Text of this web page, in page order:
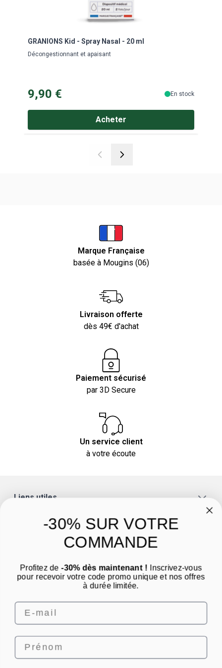
GRANIONS Kid - Spray Nasal - 20 ml
Décongestionnant et apaisant
9,90 € En stock
Acheter
Marque Française
basée à Mougins (06)
Livraison offerte
dès 49€ d'achat
Paiement sécurisé
par 3D Secure
Un service client
à votre écoute
Liens utiles
Nous contacter par email
-30% SUR VOTRE
COMMANDE
Profitez de -30% dès maintenant ! Inscrivez-vous
pour recevoir votre code promo unique et nos offres
à durée limitée.
Email
Prénom